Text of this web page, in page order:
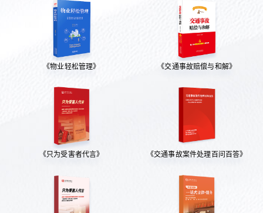
《物业轻松管理》 《交通事故赔偿与和解》
《只为受害者代言》 《交通事故案件处理百问百答》